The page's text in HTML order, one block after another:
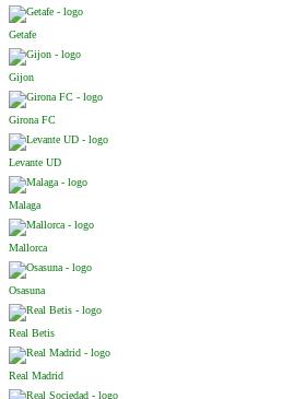
Getafe
Gijon
Girona FC
Levante UD
Malaga
Mallorca
Osasuna
Real Betis
Real Madrid